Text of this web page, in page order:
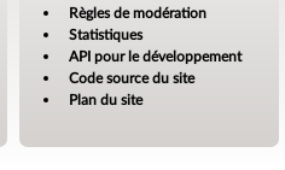
Règles de modération
Statistiques
API pour le développement
Code source du site
Plan du site